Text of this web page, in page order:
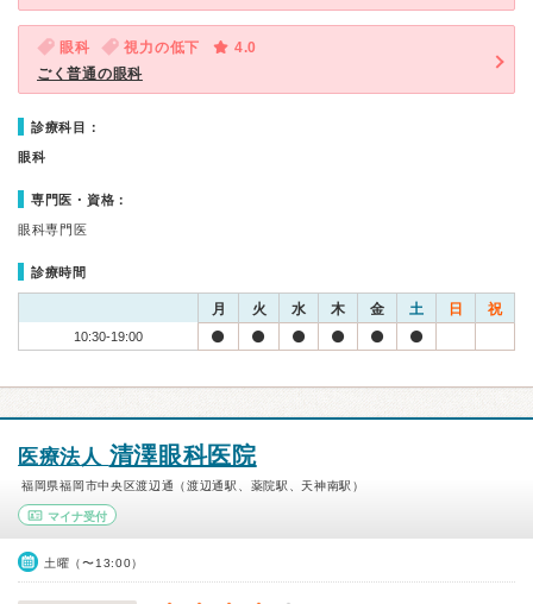
眼科 視力の低下
4.0
ごく普通の眼科
診療科目：
眼科
専門医・資格：
眼科専門医
診療時間
月 火 水 木 金 土 日 祝
10:30-19:00
医療法人 清澤眼科医院
福岡県福岡市中央区渡辺通（渡辺通駅、薬院駅、天神南駅）
マイナ受付
土曜（〜13:00）